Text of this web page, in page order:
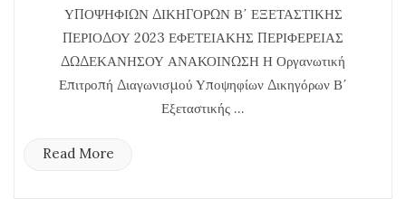
ΥΠΟΨΗΦΙΩΝ ΔΙΚΗΓΟΡΩΝ Β΄ ΕΞΕΤΑΣΤΙΚΗΣ
ΠΕΡΙΟΔΟΥ 2023 ΕΦΕΤΕΙΑΚΗΣ ΠΕΡΙΦΕΡΕΙΑΣ
ΔΩΔΕΚΑΝΗΣΟΥ ΑΝΑΚΟΙΝΩΣΗ Η Οργανωτική
Επιτροπή Διαγωνισμού Υποψηφίων Δικηγόρων Β΄
Εξεταστικής ...
Read More